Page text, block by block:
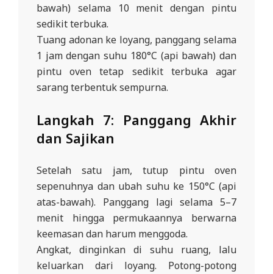
bawah) selama 10 menit dengan pintu
sedikit terbuka.
Tuang adonan ke loyang, panggang selama
1 jam dengan suhu 180°C (api bawah) dan
pintu oven tetap sedikit terbuka agar
sarang terbentuk sempurna.
Langkah 7: Panggang Akhir
dan Sajikan
Setelah satu jam, tutup pintu oven
sepenuhnya dan ubah suhu ke 150°C (api
atas-bawah). Panggang lagi selama 5–7
menit hingga permukaannya berwarna
keemasan dan harum menggoda.
Angkat, dinginkan di suhu ruang, lalu
keluarkan dari loyang. Potong-potong